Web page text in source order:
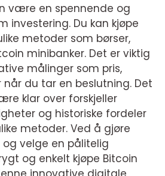
være en spennende og
investering. Du kan kjøpe
metoder som børser,
minibanker. Det er viktig
målinger som pris,
du tar en beslutning. Det
klar over forskjeller
og historiske fordeler
metoder. Ved å gjøre
velge en pålitelig
og enkelt kjøpe Bitcoin